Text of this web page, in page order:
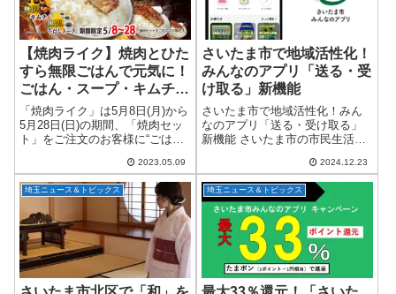
【焼肉ライク】焼肉とひた
すら無限ごはんで元気に！
ごはん・スープ・キムチが
おかわり放題！5月8日か
ら期間限定開催！大宮・川
越・川口
「焼肉ライク」は5月8日(月)から
5月28日(日)の期間、「焼肉セッ
ト」をご注文のお客様に“ごは
かわりができるキャンペーンを
全店舗で実施します。長い休暇
明けは、学校や仕事に戻ること
の切り...
2023.05.09
さいたま市で地域活性化！
みんなのアプリ「送る・受
け取る」新機能
さいたま市で地域活性化！みん
なのアプリ「送る・受け取る」
新機能 さいたま市の市民生活を
プリ」が、ついに8.5万ダウンロ
ードを突破！その注目度が高ま
る中、待望の新機能「送る・受
け取る」が20...
2024.12.23
埼玉ニュース＆トピックス 埼玉ニュース＆トピックス